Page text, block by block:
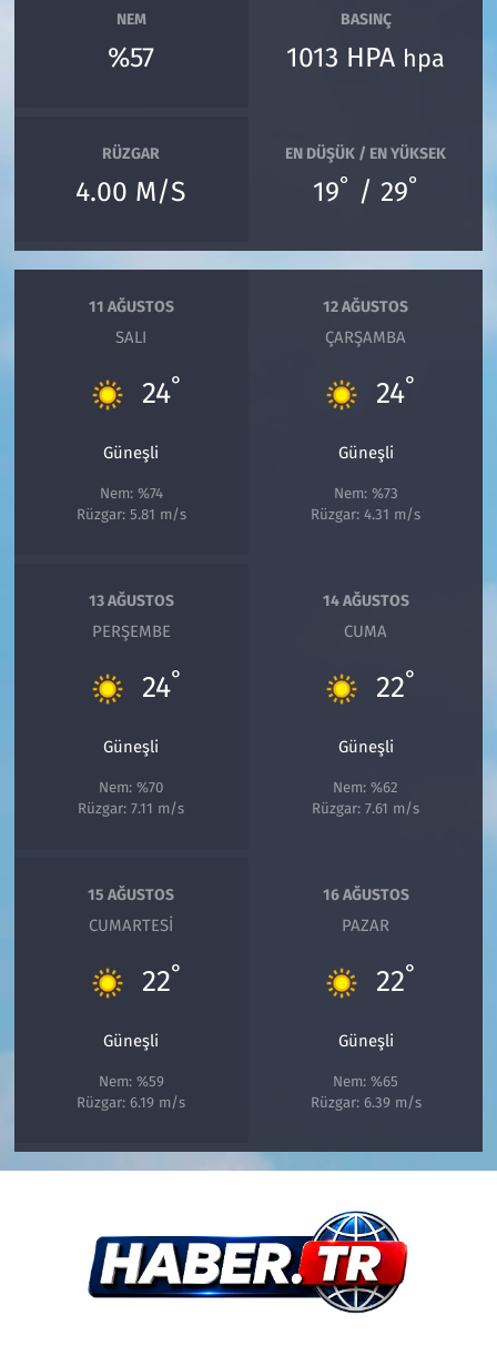
NEM
%57
BASINÇ
1013 HPA hpa
RÜZGAR
4.00 M/S
EN DÜŞÜK / EN YÜKSEK
19° / 29°
11 AĞUSTOS
SALI
24°
Güneşli
Nem: %74
Rüzgar: 5.81 m/s
12 AĞUSTOS
ÇARŞAMBA
24°
Güneşli
Nem: %73
Rüzgar: 4.31 m/s
13 AĞUSTOS
PERŞEMBE
24°
Güneşli
Nem: %70
Rüzgar: 7.11 m/s
14 AĞUSTOS
CUMA
22°
Güneşli
Nem: %62
Rüzgar: 7.61 m/s
15 AĞUSTOS
CUMARTESI
22°
Güneşli
Nem: %59
Rüzgar: 6.19 m/s
16 AĞUSTOS
PAZAR
22°
Güneşli
Nem: %65
Rüzgar: 6.39 m/s